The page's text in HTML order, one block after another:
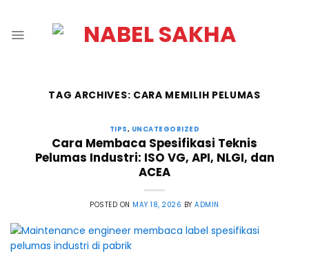
TAG ARCHIVES: CARA MEMILIH PELUMAS
TIPS, UNCATEGORIZED
Cara Membaca Spesifikasi Teknis
Pelumas Industri: ISO VG, API, NLGI, dan
ACEA
POSTED ON MAY 18, 2026 BYADMIN